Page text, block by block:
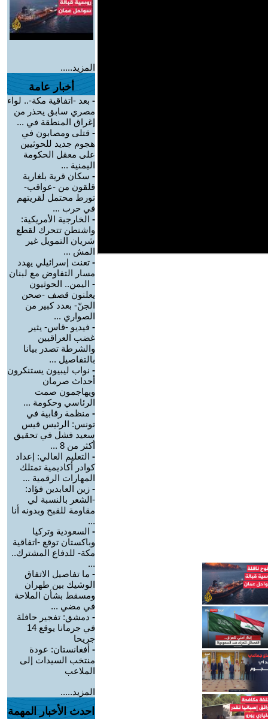
المزيد.....
أخبار عامة
- بعد -اتفاقية مكة-.. لواء
مصري سابق يحذر من
إغراق المنطقة في ...
- قتلى ومصابون في
هجوم جديد للحوثيين
على معقل الحكومة
اليمنية ...
- سكان قرية بلغارية
قلقون من -عواقب-
تورط محتمل لقريتهم
في حرب ...
- الخارجية الأمريكية:
واشنطن تتحرك لقطع
شريان التمويل غير
المش ...
- تعنت إسرائيلي يهدد
مسار التفاوض مع لبنان
- اليمن.. الحوثيون
يعلنون قصف -صحن
الجنّ- بعدد كبير من
الصواري ...
- فيديو -قاس- يثير
غضب العراقيين
والشرطة تصدر بيانا
بالتفاصيل ...
- نواب ليبيون يستنكرون
أحداث صرمان
ويهاجمون صمت
الرئاسي وحكومة ...
- منظمة رقابية في
تونس: الرئيس قيس
سعيد فشل في تحقيق
أكثر من 8 ...
- التعليم العالي: إعداد
كوادر أكاديمية تمتلك
المهارات الرقمية ...
- زين العابدين فؤاد:
-الشعر بالنسبة لي
مقاومة للقبح وبدونه أنا
...
- السعودية وتركيا
وباكستان توقع -اتفاقية
مكة- للدفاع المشترك..
...
- ما تفاصيل الاتفاق
الوشيك بين طهران
ومسقط بشأن الملاحة
في مضي ...
- دمشق: تفجير حافلة
في جرمانا يوقع 14
جريحا
- أفغانستان: عودة
منتخب السيدات إلى
الملاعب
المزيد.....
احدث الأخبار المهمة